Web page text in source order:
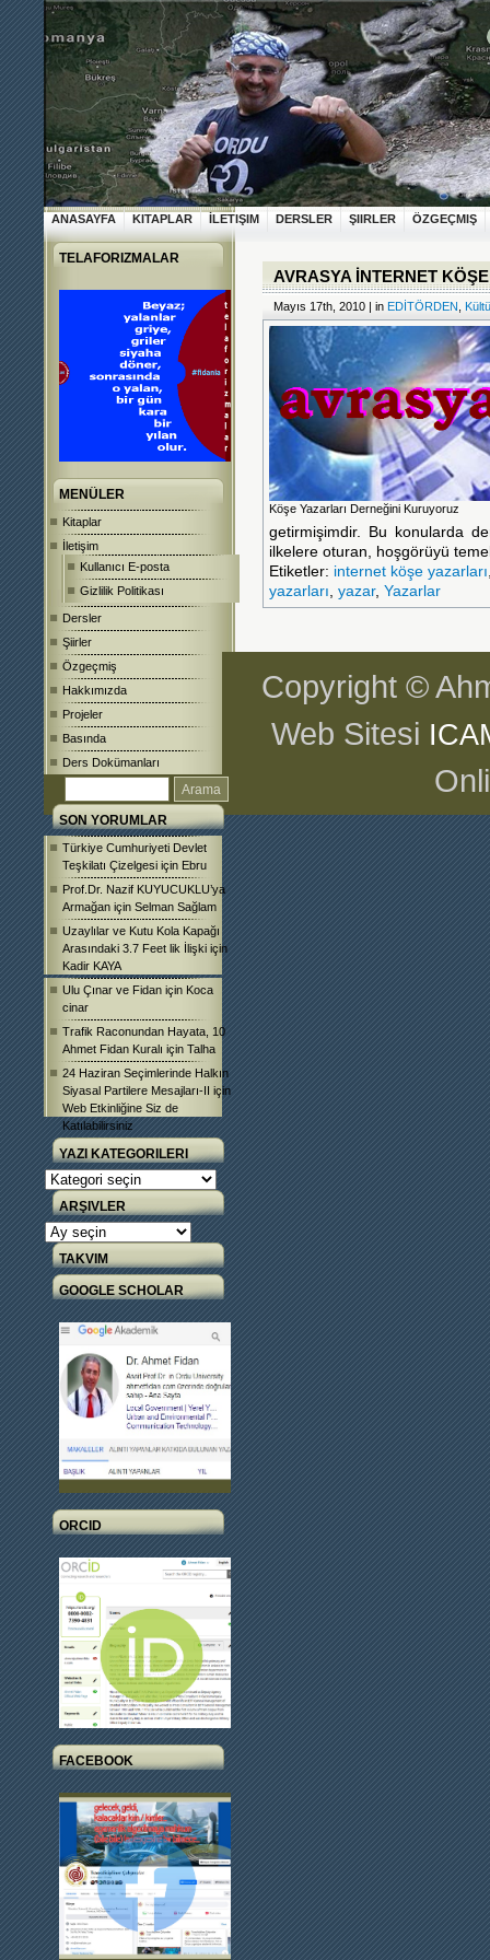
ANASAYFA KITAPLAR İLETIŞIM DERSLER ŞIIRLER ÖZGEÇMIŞ
TELAFORIZMALAR
MENÜLER
Kitaplar
İletişim
Kullanıcı E-posta
Gizlilik Politikası
Dersler
Şiirler
Özgeçmiş
Hakkımızda
Projeler
Basında
Ders Dokümanları
SON YORUMLAR
Türkiye Cumhuriyeti Devlet
Teşkilatı Çizelgesi için Ebru
Prof.Dr. Nazif KUYUCUKLU’ya
Armağan için Selman Sağlam
Uzaylılar ve Kutu Kola Kapağı
Arasındaki 3.7 Feet lik İlişki için
Kadir KAYA
Ulu Çınar ve Fidan için Koca
cinar
Trafik Raconundan Hayata, 10
Ahmet Fidan Kuralı için Talha
24 Haziran Seçimlerinde Halkın
Siyasal Partilere Mesajları-II için
Web Etkinliğine Siz de
Katılabilirsiniz
YAZI KATEGORILERI
Yazı
Kategorileri
ARŞIVLER
Arşivler
TAKVIM
GOOGLE SCHOLAR
ORCID
FACEBOOK
AVRASYA İNTERNET
Mayıs 17th, 2010 | in EDİTÖRDEN
Köşe Yazarları Derneğini Kuruyoruz
getirmişimdir. Bu konularda
ilkelere oturan, hoşgörüyü
Etiketler: internet köşe yazarları
yazarları, yazar, Yazarlar
Copyright ©
Web Sitesi